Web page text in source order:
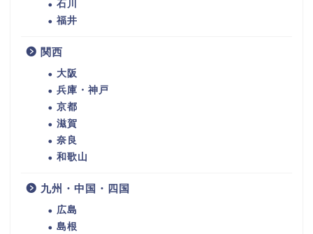
石川
福井
関西
大阪
兵庫・神戸
京都
滋賀
奈良
和歌山
九州・中国・四国
広島
島根